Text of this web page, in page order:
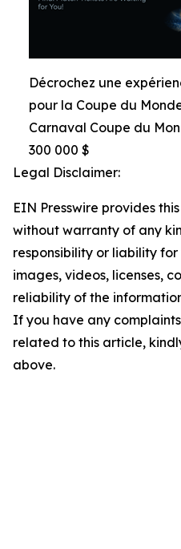
Décrochez une
pour la Coupe du
Carnaval Coupe du
300 000 $
Legal Disclaimer:
EIN Presswire provides
without warranty of any
responsibility or liability
images, videos, licenses,
reliability of the
If you have any
related to this article,
above.